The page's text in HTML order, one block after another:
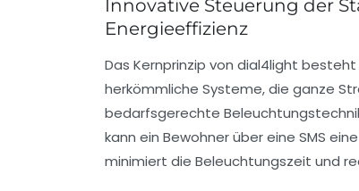
Innovative Steuerung der
Energieeffizienz
Das Kernprinzip von dial4light
herkömmliche Systeme, die ganze
bedarfsgerechte
kann ein Bewohner über eine SMS
minimiert die Beleuchtungszeit und